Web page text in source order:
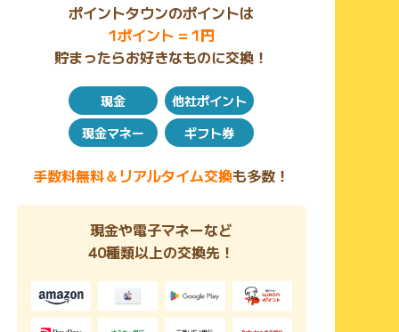
ポイントタウンのポイントは
1ポイント = 1円
貯まったらお好きなものに交換！
現金
他社ポイント
現金マネー
ギフト券
手数料無料＆リアルタイム交換も多数！
現金や電子マネーなど
40種類以上の交換先！